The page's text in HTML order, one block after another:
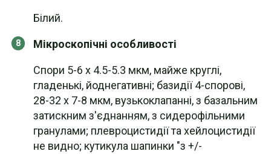
Білий.
Мікроскопічні особливості
Спори 5-6 х 4.5-5.3 мкм, майже круглі,
гладенькі, йоднегативні; базидії 4-спорові,
28-32 х 7-8 мкм, вузькоклапанні, з базальним
затискним з'єднанням, з сидерофільними
гранулами; плевроцистидії та хейлоцистидії
не видно; кутикула шапинки "з +/-